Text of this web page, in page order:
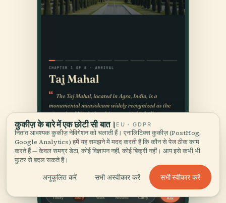
कुकीज़ के बारे में एक छोटी सी बात। EU · GDPR
नितांत आवश्यक कुकीज़ नेविगेशन को चलाती हैं। एनालिटिक्स कुकीज़ (PostHog,
Google Analytics) हमें यह समझने में मदद करती हैं कि कौन से पेज ठीक काम
करते हैं — केवल समग्र डेटा, कोई विज्ञापन नहीं, कोई बिक्री नहीं। आप इसे कभी भी
फ़ुटर से बदल सकते हैं।
अनुकूलित करें सभी अस्वीकार करें सभी स्वीकार करें